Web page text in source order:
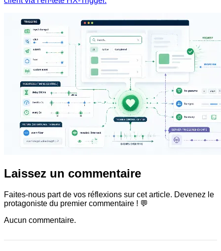
Laissez un commentaire
Faites-nous part de vos réflexions sur cet article. Devenez le
protagoniste du premier commentaire ! 💬
Aucun commentaire.